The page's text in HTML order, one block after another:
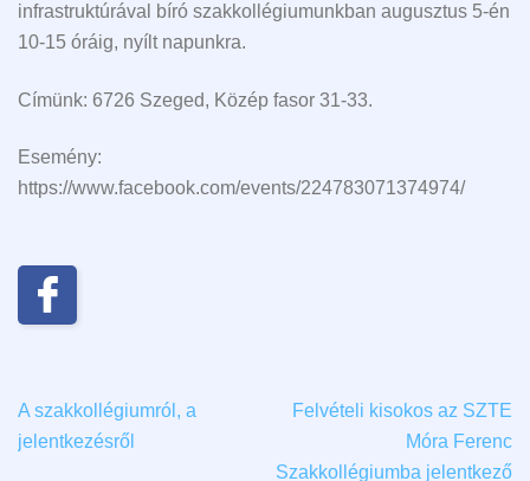
infrastruktúrával bíró szakkollégiumunkban augusztus 5-én
10-15 óráig, nyílt napunkra.
Címünk: 6726 Szeged, Közép fasor 31-33.
Esemény:
https://www.facebook.com/events/224783071374974/
A szakkollégiumról, a
jelentkezésről
Felvételi kisokos az SZTE
Móra Ferenc
Szakkollégiumba jelentkező